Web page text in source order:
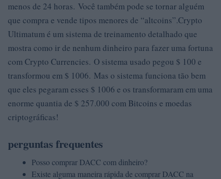
menos de 24 horas. Você também pode se tornar alguém
que compra e vende tipos menores de “altcoins”.Crypto
Ultimatum é um sistema de treinamento detalhado que
mostra como ir de nenhum dinheiro para fazer uma fortuna
com Crypto Currencies. O sistema usado pegou $ 100 e
transformou em $ 1006. Mas o sistema funciona tão bem
que eles pegaram esses $ 1006 e os transformaram em uma
enorme quantia de $ 257.000 com Bitcoins e moedas
criptográficas!
perguntas frequentes
Posso comprar DACC com dinheiro?
Existe alguma maneira rápida de comprar DACC na